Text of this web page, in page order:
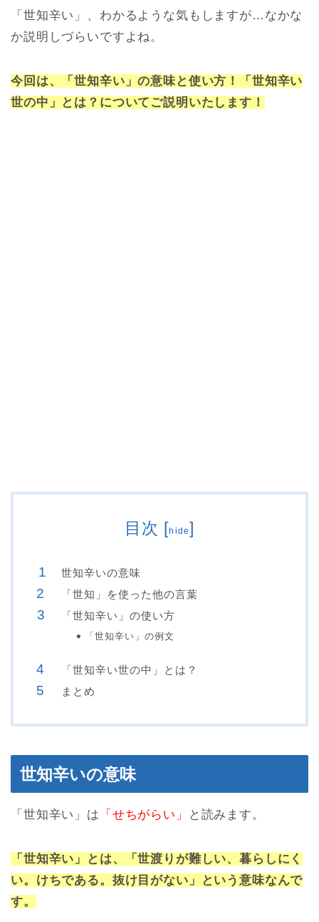
「世知辛い」、わかるような気もしますが…なかな
か説明しづらいですよね。
今回は、「世知辛い」の意味と使い方！「世知辛い
世の中」とは？についてご説明いたします！
目次 [hide]
世知辛いの意味
「世知」を使った他の言葉
「世知辛い」の使い方
「世知辛い」の例文
「世知辛い世の中」とは？
まとめ
世知辛いの意味
「世知辛い」は 「せちがらい」 と読みます。
「世知辛い」とは、「世渡りが難しい、暮らしにく
い。けちである。抜け目がない」という意味なんで
す。